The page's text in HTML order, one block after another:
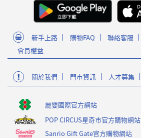
新手上路 購物FAQ 聯絡客服
會員權益
關於我們 門市資訊 人才募集
麗嬰國際官方網站
POP CIRCUS星奇市官方購物網站
Sanrio Gift Gate官方購物網站